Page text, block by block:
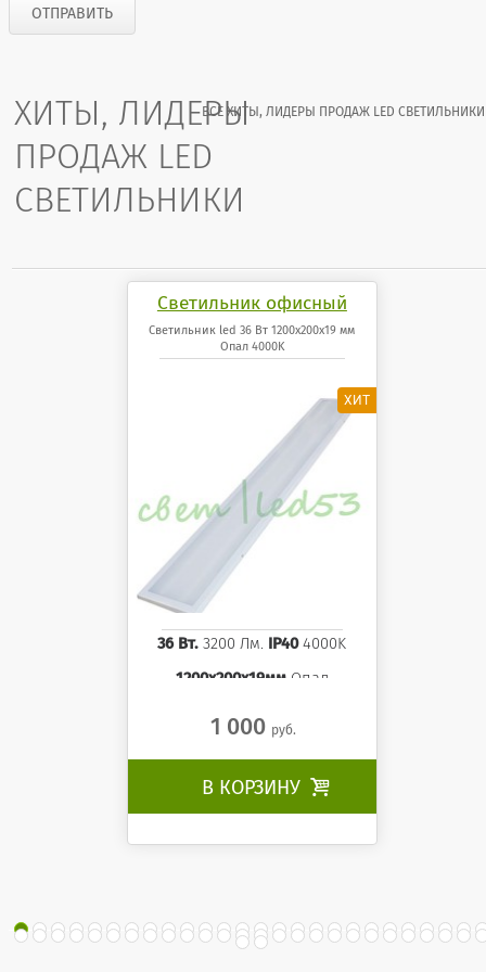
ХИТЫ, ЛИДЕРЫ
ПРОДАЖ LED
СВЕТИЛЬНИКИ
ВСЕ ХИТЫ, ЛИДЕРЫ ПРОДАЖ LED СВЕТИЛЬНИКИ
Светильник офисный
светодиодный 36 Вт
1200x200x19 мм Опал
Светильник led 36 Вт 1200x200x19 мм
Опал 4000K
36 Вт. 3200 Лм. IP404000K
1200x200x19ммОпал
1 000 руб.
В КОРЗИНУ 